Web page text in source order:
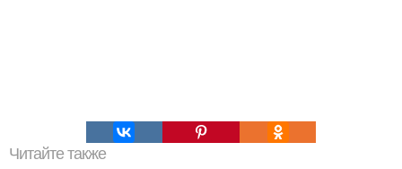
Читайте также